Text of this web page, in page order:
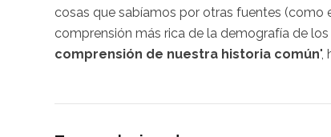
cosas que sabíamos por otras fuentes (como
comprensión más rica de la demografía de
comprensión de nuestra historia común",